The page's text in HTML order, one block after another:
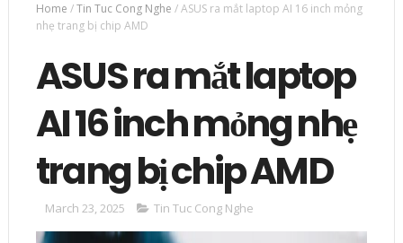
Home /Tin Tuc Cong Nghe /ASUS ra mắt laptop AI 16 inch mỏng
nhẹ trang bị chip AMD
ASUS ra mắt laptop
AI 16 inch mỏng nhẹ
trang bị chip AMD
March 23, 2025 Tin Tuc Cong Nghe